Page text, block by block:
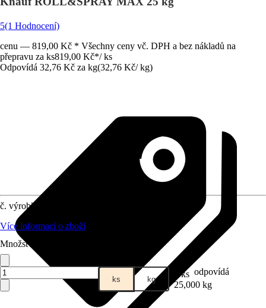
5(1 Hodnocení)
cenu — 819,00 Kč * Všechny ceny vč. DPH a bez nákladů na
přepravu za ks819,00 Kč*/ ks
Odpovídá 32,76 Kč za kg(32,76 Kč/ kg)
č. výrobku
Více informací o zboží
Množství (ks)
ks kg 1 ks odpovídá
25,000 kg